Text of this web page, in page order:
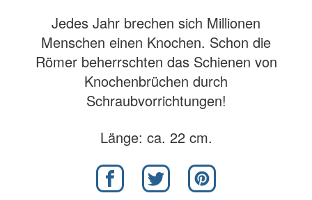
Jedes Jahr brechen sich Millionen
Menschen einen Knochen. Schon die
Römer beherrschten das Schienen von
Knochenbrüchen durch
Schraubvorrichtungen!
Länge: ca. 22 cm.